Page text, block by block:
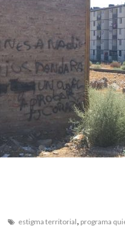
estigma territorial, programa
Foto-ensayos
Breve
tiempo
7 junio 2023